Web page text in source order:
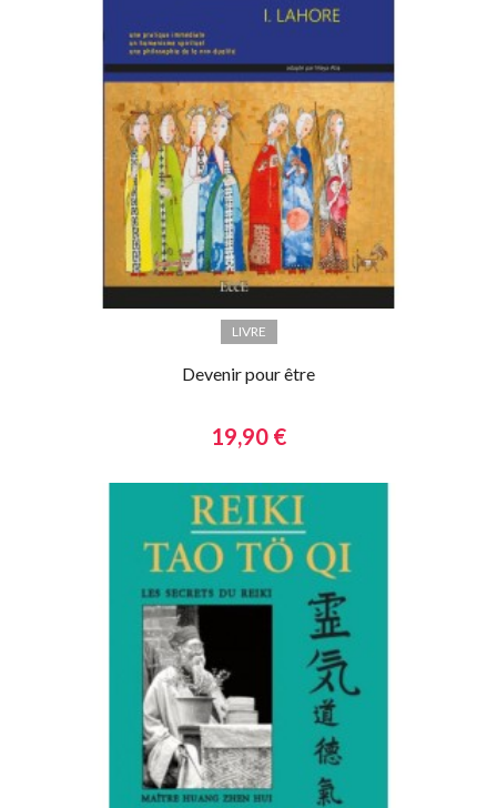
LIVRE
Devenir pour être
19,90 €